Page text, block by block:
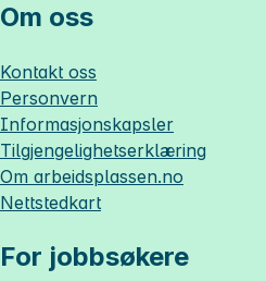
Om oss
Kontakt oss
Personvern
Informasjonskapsler
Tilgjengelighetserklæring
Om arbeidsplassen.no
Nettstedkart
For jobbsøkere